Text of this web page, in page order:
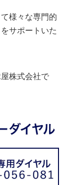
様々な専門的
サポートいた
株式会社で